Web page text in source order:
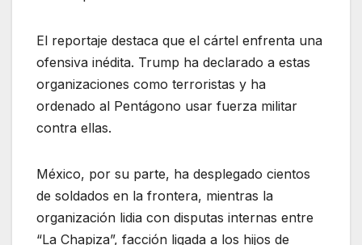
El reportaje destaca que el cártel enfrenta una
ofensiva inédita. Trump ha declarado a estas
organizaciones como terroristas y ha
ordenado al Pentágono usar fuerza militar
contra ellas.
México, por su parte, ha desplegado cientos
de soldados en la frontera, mientras la
organización lidia con disputas internas entre
“La Chapiza”, facción ligada a los hijos de